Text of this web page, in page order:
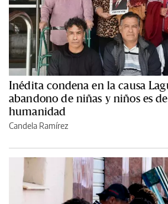
Inédita condena en la causa
abandono de niñas y niños es
humanidad
Candela Ramírez